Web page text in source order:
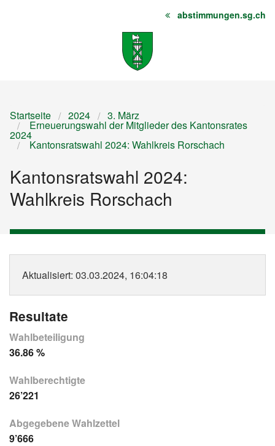
Startseite
Sitemap abstimmungen.sg.ch
Startseite 2024 3. März
Erneuerungswahl der Mitglieder des Kantonsrates
2024
Kantonsratswahl 2024: Wahlkreis Rorschach
Kantonsratswahl 2024:
Wahlkreis Rorschach
Aktualisiert: 03.03.2024, 16:04:18
Resultate
Wahlbeteiligung
36.86 %
Wahlberechtigte
26’221
Abgegebene Wahlzettel
9’666